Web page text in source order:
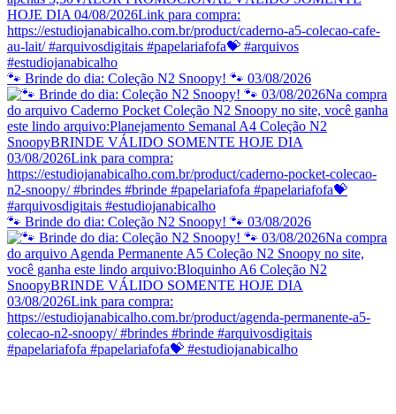
🐾 Brinde do dia: Coleção N2 Snoopy! 🐾 03/08/2026
🐾 Brinde do dia: Coleção N2 Snoopy! 🐾 03/08/2026